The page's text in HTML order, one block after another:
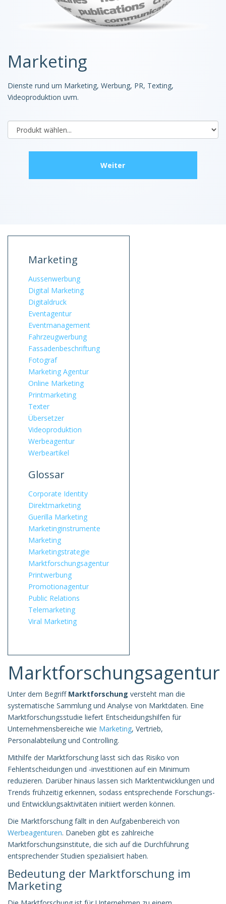
Marketing
Dienste rund um Marketing, Werbung, PR, Texting,
Videoproduktion uvm.
Marketing
Aussenwerbung
Digital Marketing
Digitaldruck
Eventagentur
Eventmanagement
Fahrzeugwerbung
Fassadenbeschriftung
Fotograf
Marketing Agentur
Online Marketing
Printmarketing
Texter
Übersetzer
Videoproduktion
Werbeagentur
Werbeartikel
Glossar
Corporate Identity
Direktmarketing
Guerilla Marketing
Marketinginstrumente
Marketing
Marketingstrategie
Marktforschungsagentur
Printwerbung
Promotionagentur
Public Relations
Telemarketing
Viral Marketing
Marktforschungsagentur
Unter dem Begriff Marktforschung versteht man die
systematische Sammlung und Analyse von Marktdaten. Eine
Marktforschungsstudie liefert Entscheidungshilfen für
Unternehmensbereiche wie Marketing, Vertrieb,
Personalabteilung und Controlling.
Mithilfe der Marktforschung lässt sich das Risiko von
Fehlentscheidungen und -investitionen auf ein Minimum
reduzieren. Darüber hinaus lassen sich Marktentwicklungen und
Trends frühzeitig erkennen, sodass entsprechende Forschungs-
und Entwicklungsaktivitäten initiiert werden können.
Die Marktforschung fällt in den Aufgabenbereich von
Werbeagenturen. Daneben gibt es zahlreiche
Marktforschungsinstitute, die sich auf die Durchführung
entsprechender Studien spezialisiert haben.
Bedeutung der Marktforschung im
Marketing